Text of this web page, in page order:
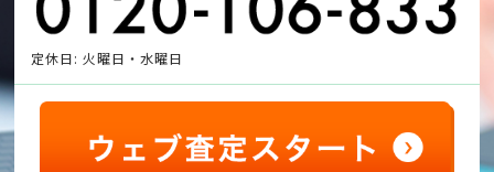
定休日: 火曜日・水曜日